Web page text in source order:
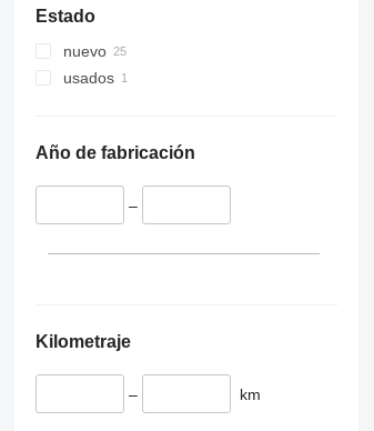
Estado
nuevo
usados
Año de fabricación
–
Kilometraje
– km